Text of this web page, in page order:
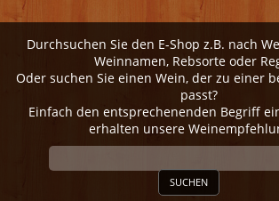
Durchsuchen Sie den E-Shop z.B. nach
Weinnamen, Rebsorte oder
Oder suchen Sie einen Wein, der zu einer
passt?
Einfach den entsprechenenden Begriff
erhalten unsere
SUCHEN